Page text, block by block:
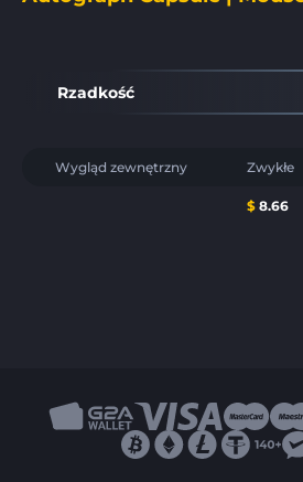
Rzadkość
Wygląd zewnętrzny Zwykłe
$ 8.66